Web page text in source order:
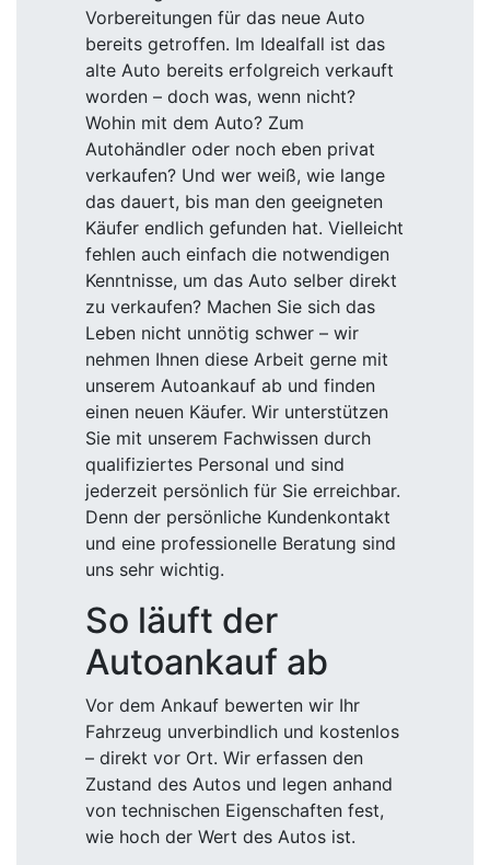
Vorbereitungen für das neue Auto
bereits getroffen. Im Idealfall ist das
alte Auto bereits erfolgreich verkauft
worden – doch was, wenn nicht?
Wohin mit dem Auto? Zum
Autohändler oder noch eben privat
verkaufen? Und wer weiß, wie lange
das dauert, bis man den geeigneten
Käufer endlich gefunden hat. Vielleicht
fehlen auch einfach die notwendigen
Kenntnisse, um das Auto selber direkt
zu verkaufen? Machen Sie sich das
Leben nicht unnötig schwer – wir
nehmen Ihnen diese Arbeit gerne mit
unserem Autoankauf ab und finden
einen neuen Käufer. Wir unterstützen
Sie mit unserem Fachwissen durch
qualifiziertes Personal und sind
jederzeit persönlich für Sie erreichbar.
Denn der persönliche Kundenkontakt
und eine professionelle Beratung sind
uns sehr wichtig.
So läuft der
Autoankauf ab
Vor dem Ankauf bewerten wir Ihr
Fahrzeug unverbindlich und kostenlos
– direkt vor Ort. Wir erfassen den
Zustand des Autos und legen anhand
von technischen Eigenschaften fest,
wie hoch der Wert des Autos ist.